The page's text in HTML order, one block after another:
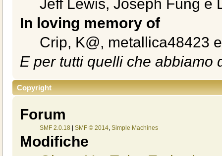
Jeff Lewis, Joseph Fung e
In loving memory of
Crip, K@, metallica48423
E per tutti quelli che abbiamo
Copyright
Forum
SMF 2.0.18 | SMF © 2014, Simple Machines
Modifiche